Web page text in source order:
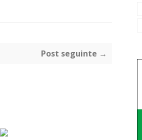
Post seguinte →